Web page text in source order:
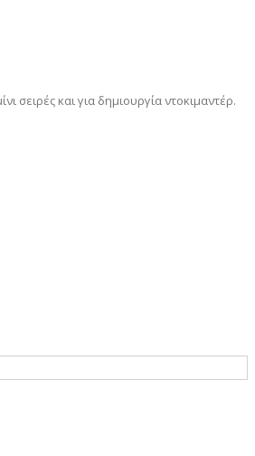
σειρές και για δημιουργία ντοκιμαντέρ.